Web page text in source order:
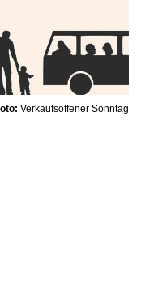
Verkaufsoffener Sonntag